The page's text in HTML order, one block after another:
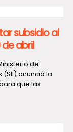
subsidio al
de abril
de
(SII) anunció la
que las